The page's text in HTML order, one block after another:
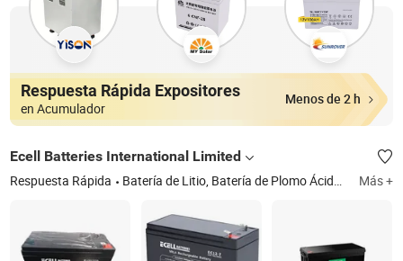
Respuesta Rápida Expositores
en Acumulador
Menos de 2 h
Ecell Batteries International Limited
Respuesta Rápida Batería de Litio, Batería de Plomo Ácido, Batería de UPS, Batería Solar, Batería AGM, LiFePO4 Batería, 12V Batería de Litio, 24V Batería de Litio, 48V Batería de Litio Más +